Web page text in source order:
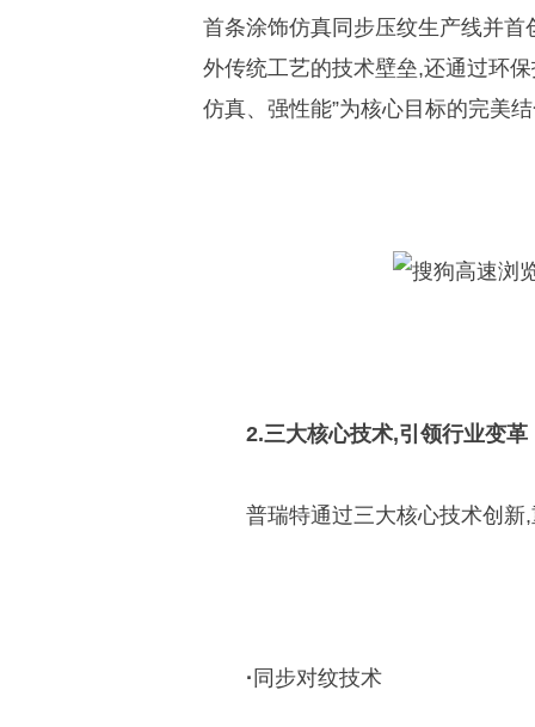
首条涂饰仿真同步压纹生产线并
外传统工艺的技术壁垒,还通过环
仿真、强性能”为核心目标的完美
2.三大核心技术,引领行业变革
普瑞特通过三大核心技术创
· 同步对纹技术